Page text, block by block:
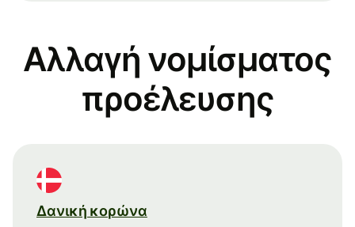
Αλλαγή νομίσματος
προέλευσης
Δανική κορώνα